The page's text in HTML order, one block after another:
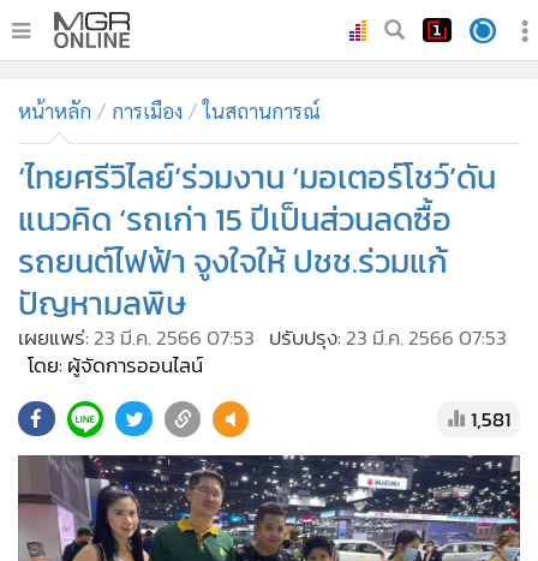
ทันเหตุการณ์
• ภาคใต้
ภูมิภาค
Online Section
• บันเทิง
• ผู้จัดการรายวัน
• คอลัมนิสต์
• CbizReview
• Cyber BIZ
• ผู้จัดกวน
• Good health & Well-being
หน้าหลัก การเมือง ในสถานการณ์
‘ไทยศรีวิไลย์’ร่วมงาน ‘มอเตอร์โชว์’ดัน
แนวคิด ‘รถเก่า 15 ปีเป็นส่วนลดซื้อ
รถยนต์ไฟฟ้า จูงใจให้ ปชช.ร่วมแก้
ปัญหามลพิษ
เผยแพร่: 23 มี.ค. 2566 07:53 ปรับปรุง: 23 มี.ค. 2566 07:53
โดย: ผู้จัดการออนไลน์
1,581